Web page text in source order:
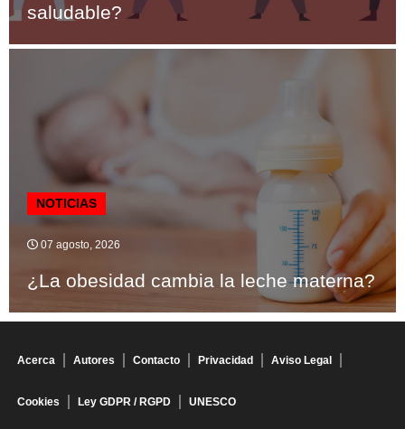
saludable?
NOTICIAS
07 agosto, 2026
¿La obesidad cambia la leche materna?
Acerca Autores Contacto Privacidad Aviso Legal
Cookies Ley GDPR / RGPD UNESCO